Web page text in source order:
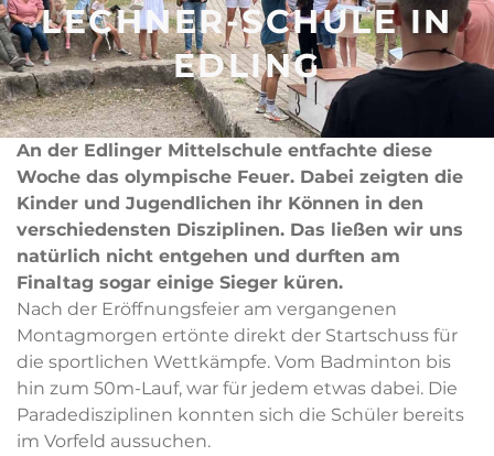
LECHNER-SCHULE IN
EDLING
An der Edlinger Mittelschule entfachte diese
Woche das olympische Feuer. Dabei zeigten die
Kinder und Jugendlichen ihr Können in den
verschiedensten Disziplinen. Das ließen wir uns
natürlich nicht entgehen und durften am
Finaltag sogar einige Sieger küren.
Nach der Eröffnungsfeier am vergangenen
Montagmorgen ertönte direkt der Startschuss für
die sportlichen Wettkämpfe. Vom Badminton bis
hin zum 50m-Lauf, war für jedem etwas dabei. Die
Paradedisziplinen konnten sich die Schüler bereits
im Vorfeld aussuchen.